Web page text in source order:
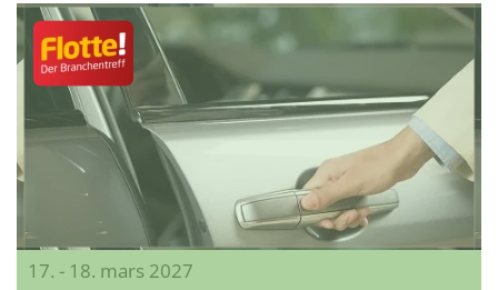
17. - 18. mars 2027